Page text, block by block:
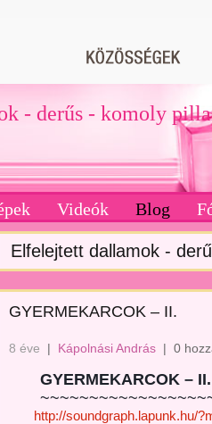
- derűs - komoly
Videók Blog
Elfelejtett dallamok -
GYERMEKARCOK – II.
8 éve | Kápolnási András | 0
GYERMEKARCOK – II.
http://soundgraph.lapunk.hu/